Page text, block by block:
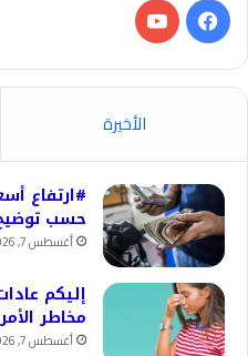
فيسبوك‫YouTube
الأخيرة
#ارتفاع
حسب
أغسطس 7, 2026
إليكم
مخاطر
أغسطس 7, 2026